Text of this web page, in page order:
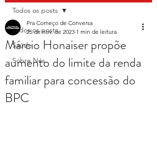
Todos os posts
Saúde
Sobre Nós
Todos os posts
Márcio Honaiser propõe
aumento do limite da renda
familiar para concessão do
BPC
Pra Começo de Conversa
25 de nov. de 2023 1 min de leitura